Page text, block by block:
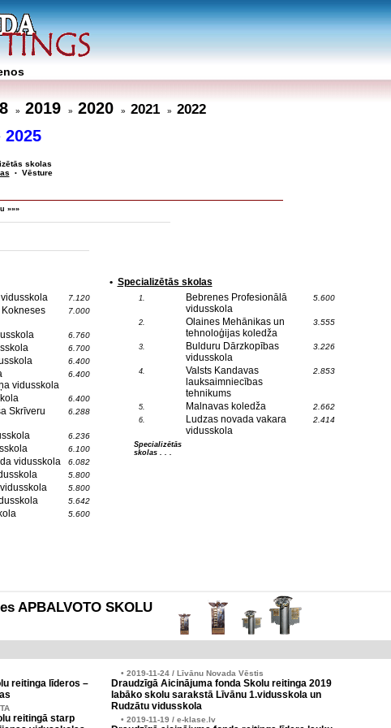
» 2019 » 2020 » 2021 » 2022
2025
skolas
•
Vēsture
»»»
7.120
Kokneses
7.000
6.760
6.700
6.400
vidusskola
6.400
6.400
Skrīveru
6.288
6.236
6.100
vidusskola 6.082
5.800
5.800
5.642
5.600
• Specializētās skolas
1.
Bebrenes Profesionālā
vidusskola
5.600
2.
Olaines Mehānikas un
tehnoloģijas koledža
3.555
3.
Bulduru Dārzkopības
vidusskola
3.226
4.
Valsts Kandavas
lauksaimniecības
tehnikums
2.853
5. Malnavas koledža 2.662
6.
Ludzas novada vakara
vidusskola
2.414
Specializētās
skolas . . .
APBALVOTO SKOLU
reitinga līderos –
reitingā starp
• 2019-11-24 / Līvānu Novada Vēstis
Draudzīgā Aicinājuma fonda Skolu reitinga 2019
labāko skolu sarakstā Līvānu 1.vidusskola un
Rudzātu vidusskola
• 2019-11-19 / e-klase.lv